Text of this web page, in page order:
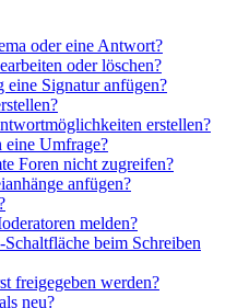
oder eine Antwort?
oder löschen?
Signatur anfügen?
erstellen?
eine Umfrage?
Foren nicht zugreifen?
anfügen?
melden?
beim Schreiben
freigegeben werden?
neu?